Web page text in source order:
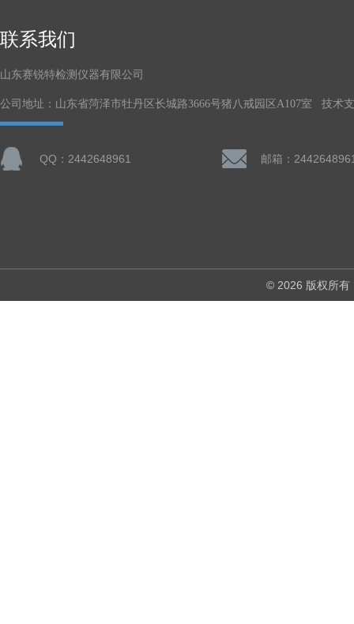
联系我们
山东赛锐特检测仪器有限公司
公司地址：山东省菏泽市牡丹区长城路3666号猪八戒园区A107室 技术
QQ：2442648961 邮箱：
© 2026 版权所